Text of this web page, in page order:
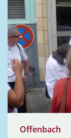
Offenbach